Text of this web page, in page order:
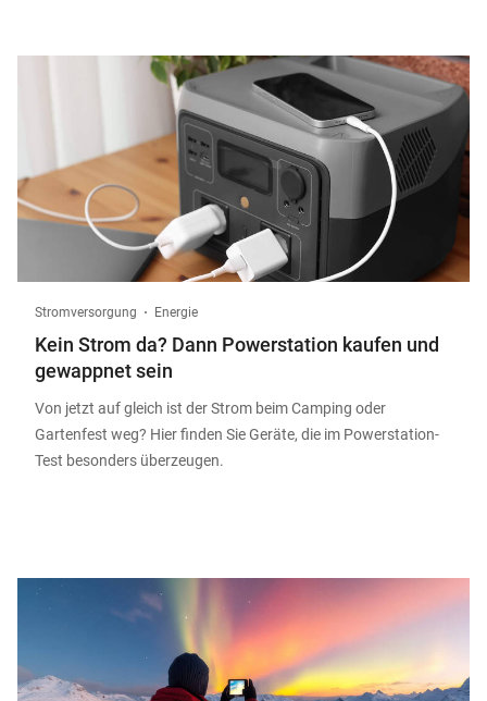
Stromversorgung Energie
Kein Strom da? Dann Powerstation kaufen und
gewappnet sein
Von jetzt auf gleich ist der Strom beim Camping oder
Gartenfest weg? Hier finden Sie Geräte, die im Powerstation-
Test besonders überzeugen.